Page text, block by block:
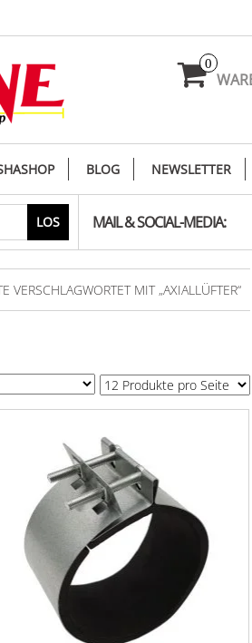
0
BLOG NEWSLETTER
LOS MAIL & SOCIAL-MEDIA:
VERSCHLAGWORTET MIT „AXIALLÜFTER“